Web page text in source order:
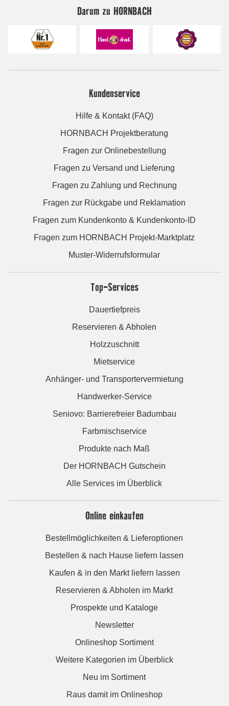
Darum zu HORNBACH
Kundenservice
Hilfe & Kontakt (FAQ)
HORNBACH Projektberatung
Fragen zur Onlinebestellung
Fragen zu Versand und Lieferung
Fragen zu Zahlung und Rechnung
Fragen zur Rückgabe und Reklamation
Fragen zum Kundenkonto & Kundenkonto-ID
Fragen zum HORNBACH Projekt-Marktplatz
Muster-Widerrufsformular
Top-Services
Dauertiefpreis
Reservieren & Abholen
Holzzuschnitt
Mietservice
Anhänger- und Transportervermietung
Handwerker-Service
Seniovo: Barrierefreier Badumbau
Farbmischservice
Produkte nach Maß
Der HORNBACH Gutschein
Alle Services im Überblick
Online einkaufen
Bestellmöglichkeiten & Lieferoptionen
Bestellen & nach Hause liefern lassen
Kaufen & in den Markt liefern lassen
Reservieren & Abholen im Markt
Prospekte und Kataloge
Newsletter
Onlineshop Sortiment
Weitere Kategorien im Überblick
Neu im Sortiment
Raus damit im Onlineshop